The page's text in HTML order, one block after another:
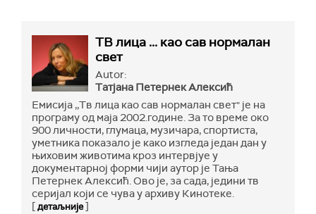
ТВ лица ... као сав нормалан
свет
Autor:
Тaтjaнa Пeтeрнeк Aлeксић
Емисија ,,Тв лица као сав нормалан свет" је на
програму од маја 2002.године. За то време око
900 личности, глумаца, музичара, спортиста,
уметника показало је како изгледа један дан у
њиховим животима кроз интервјуе у
документарној форми чији аутор је Тања
Петернек Алексић. Ово је, за сада, једини тв
серијал који се чува у архиву Кинотеке.
[детаљније]